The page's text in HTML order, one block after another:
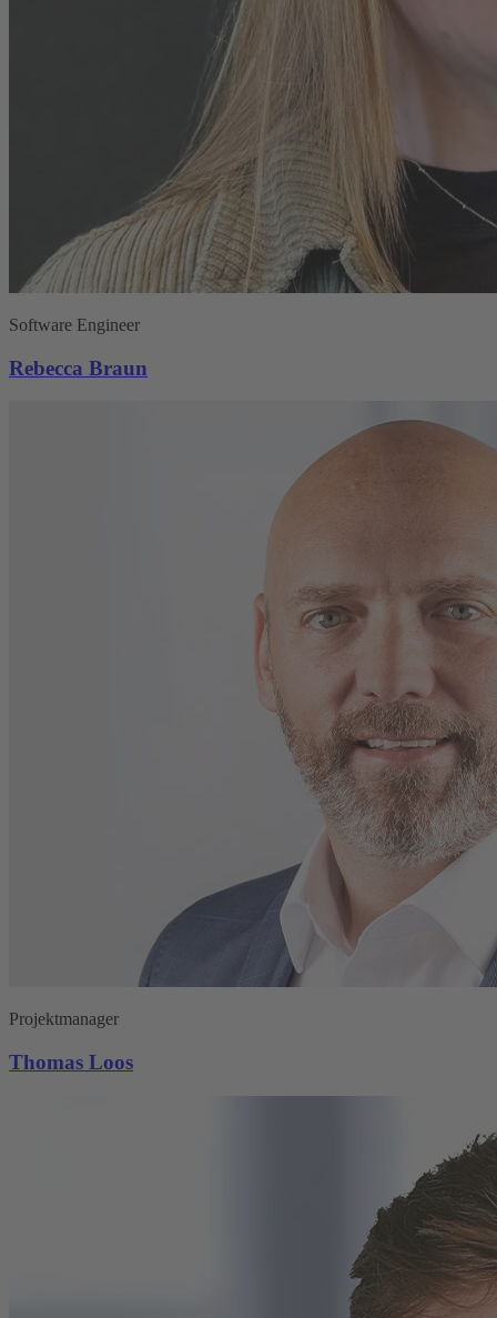
Software Engineer
Rebecca Braun
Projektmanager
Thomas Loos